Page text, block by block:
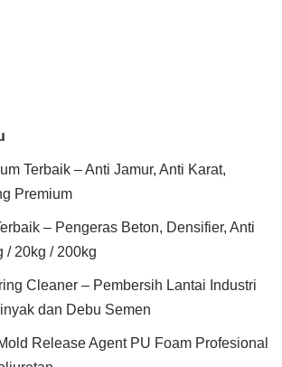
Terbaik – Anti Jamur, Anti Karat,
Premium
– Pengeras Beton, Densifier, Anti
/ 20kg / 200kg
Cleaner – Pembersih Lantai Industri
dan Debu Semen
Release Agent PU Foam Profesional